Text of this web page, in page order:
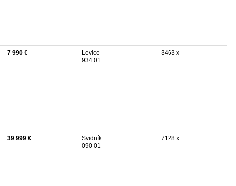
7 990 €
Levice
934 01
3463 x
39 999 €
Svidník
090 01
7128 x